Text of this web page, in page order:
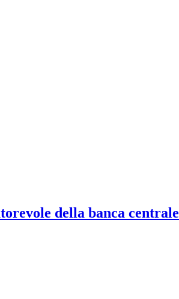
della banca centrale